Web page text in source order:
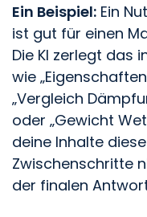
Ein Beispiel: Ein
ist gut für einen
Die KI zerlegt das
wie
„Vergleich
oder „Gewicht
deine Inhalte
Zwischenschritte
der finalen